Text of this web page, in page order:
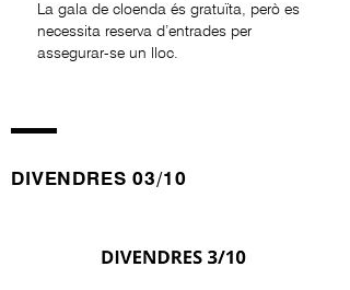
La gala de cloenda és gratuïta, però es
necessita reserva d’entrades per
assegurar-se un lloc.
DIVENDRES 03/10